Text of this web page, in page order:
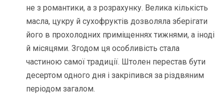
не з романтики, а з розрахунку. Велика кількість
масла, цукру й сухофруктів дозволяла зберігати
його в прохолодних приміщеннях тижнями, а іноді
й місяцями. Згодом ця особливість стала
частиною самої традиції. Штолен перестав бути
десертом одного дня і закріпився за різдвяним
періодом загалом.